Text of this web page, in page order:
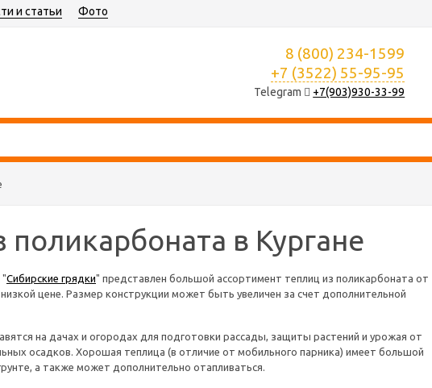
и статьи Фото
8 (800) 234-1599
+7 (3522) 55-95-95
Telegram +7(903)930-33-99
в Кургане
"Сибирские грядки" представлен большой ассортимент теплиц из поликарбоната от
цене. Размер конструкции может быть увеличен за счет дополнительной
на дачах и огородах для подготовки рассады, защиты растений и урожая от
осадков. Хорошая теплица (в отличие от мобильного парника) имеет большой
а также может дополнительно отапливаться.